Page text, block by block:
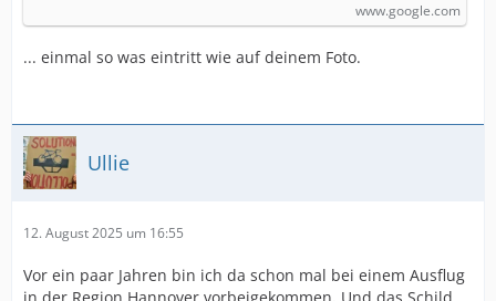
www.google.com
... einmal so was eintritt wie auf deinem Foto.
Ullie
12. August 2025 um 16:55
Vor ein paar Jahren bin ich da schon mal bei einem Ausflug